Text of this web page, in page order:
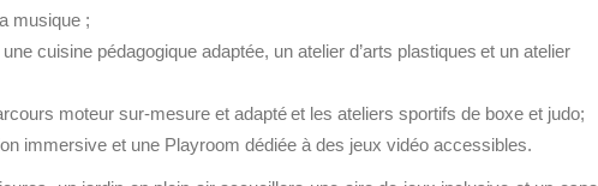
musique ;
cuisine pédagogique adaptée, un atelier d’arts plastiques et un atelier
moteur sur-mesure et adapté et les ateliers sportifs de boxe et judo;
immersive et une Playroom dédiée à des jeux vidéo accessibles.